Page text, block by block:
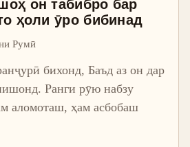
он табибро бар
ҳоли ӯро бибинад
Румӣ
бихонд, Баъд аз он дар
Ранги рӯю набзу
аломоташ, ҳам асбобаш